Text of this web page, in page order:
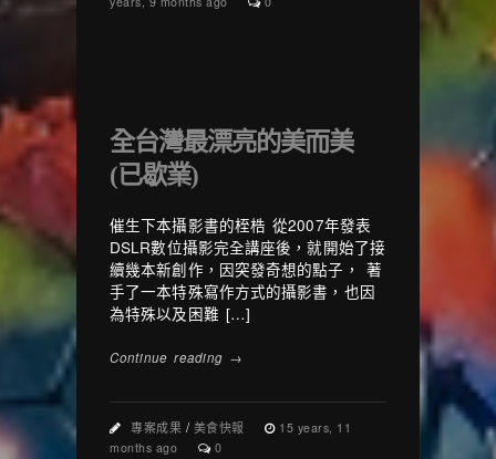
全台灣最漂亮的美而美
(已歇業)
催生下本攝影書的桎梏 從2007年發表
DSLR數位攝影完全講座後，就開始了接
續幾本新創作，因突發奇想的點子， 著
手了一本特殊寫作方式的攝影書，也因
為特殊以及困難 […]
Continue reading →
專案成果 / 美食快報
15 years, 11
months ago
0